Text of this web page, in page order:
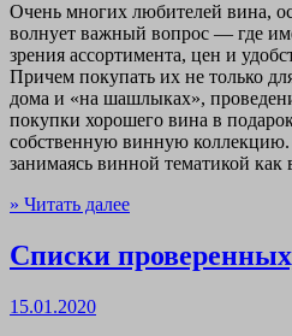
Очень многих любителей вина,
волнует важный вопрос — где
зрения ассортимента, цен и
Причем покупать их не только
дома и «на шашлыках»,
покупки хорошего вина в
собственную винную
занимаясь винной тематикой
» Читать далее
Списки
15.01.2020